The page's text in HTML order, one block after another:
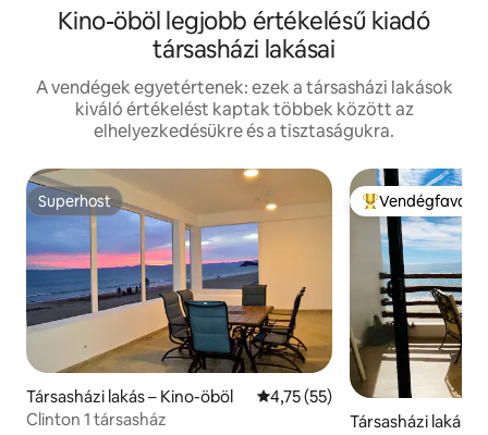
Kino-öböl legjobb értékelésű kiadó
társasházi lakásai
A vendégek egyetértenek: ezek a társasházi lakások
kiváló értékelést kaptak többek között az
elhelyezkedésükre és a tisztaságukra.
Superhost
Superhost
Társasházi lakás – Kino-öböl Átlagos értékelés: 5/4,75, 55
4,75 (55)
Clinton 1 társasház
Kiemelt
Vendégfavorit
Társasházi lakás